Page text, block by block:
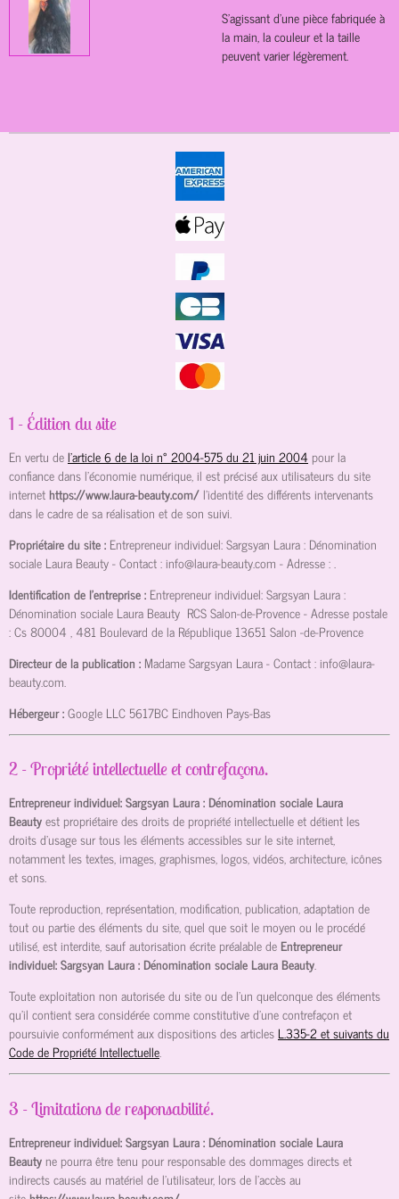
S'agissant d'une pièce fabriquée à
la main, la couleur et la taille
peuvent varier légèrement.
1 - Édition du site
En vertu del'article 6 de la loi n° 2004-575 du 21 juin 2004 pour la
confiance dans l'économie numérique, il est précisé aux utilisateurs du site
internethttps://www.laura-beauty.com/ l'identité des différents intervenants
dans le cadre de sa réalisation et de son suivi.
Propriétaire du site : Entrepreneur individuel: Sargsyan Laura : Dénomination
sociale Laura Beauty- Contact : info@laura-beauty.com - Adresse :
Identification de l'entreprise : Entrepreneur individuel: Sargsyan Laura :
Dénomination sociale Laura Beauty RCS Salon-de-Provence- Adresse postale
:Cs 80004 , 481 Boulevard de la République 13651 Salon -de-Provence
Directeur de la publication : Madame Sargsyan Laura- Contact : info@laura-
beauty.com
Hébergeur :Google LLC5617BC Eindhoven Pays-Bas
2 - Propriété intellectuelle et contrefaçons.
Entrepreneur individuel: Sargsyan Laura : Dénomination sociale Laura
Beautyest propriétaire des droits de propriété intellectuelle et détient les
droits d’usage sur tous les éléments accessibles sur le site internet,
notamment les textes, images, graphismes, logos, vidéos, architecture, icônes
et sons.
Toute reproduction, représentation, modification, publication, adaptation de
tout ou partie des éléments du site, quel que soit le moyen ou le procédé
utilisé, est interdite, sauf autorisation écrite préalable de Entrepreneur
individuel: Sargsyan Laura : Dénomination sociale Laura Beauty.
Toute exploitation non autorisée du site ou de l’un quelconque des éléments
qu’il contient sera considérée comme constitutive d’une contrefaçon et
poursuivie conformément aux dispositions des articles L.335-2 et suivants du
Code de Propriété Intellectuelle.
3 - Limitations de responsabilité.
Entrepreneur individuel: Sargsyan Laura : Dénomination sociale Laura
Beautyne pourra être tenu pour responsable des dommages directs et
indirects causés au matériel de l’utilisateur, lors de l’accès au